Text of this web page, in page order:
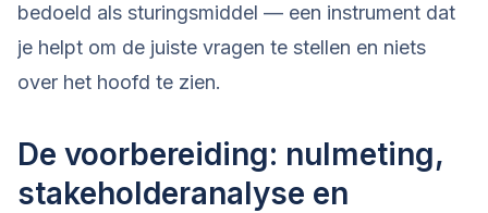
bedoeld als sturingsmiddel — een instrument dat
je helpt om de juiste vragen te stellen en niets
over het hoofd te zien.
De voorbereiding: nulmeting,
stakeholderanalyse en